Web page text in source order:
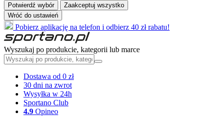
Potwierdź wybór
Zaakceptuj wszystko
Wróć do ustawień
Pobierz aplikację na telefon i odbierz 40 zł rabatu!
Wyszukaj po produkcie, kategorii lub marce
Dostawa od 0 zł
30 dni na zwrot
Wysyłka w 24h
Sportano Club
4.9 Opineo